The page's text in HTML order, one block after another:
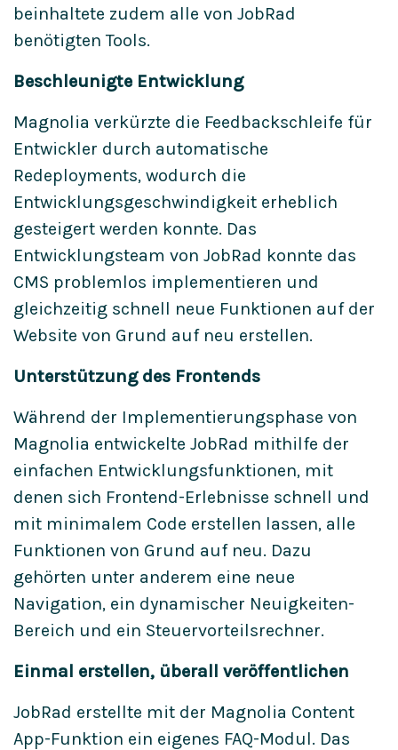
beinhaltete zudem alle von JobRad
benötigten Tools.
Beschleunigte Entwicklung
Magnolia verkürzte die Feedbackschleife für
Entwickler durch automatische
Redeployments, wodurch die
Entwicklungsgeschwindigkeit erheblich
gesteigert werden konnte. Das
Entwicklungsteam von JobRad konnte das
CMS problemlos implementieren und
gleichzeitig schnell neue Funktionen auf der
Website von Grund auf neu erstellen.
Unterstützung des Frontends
Während der Implementierungsphase von
Magnolia entwickelte JobRad mithilfe der
einfachen Entwicklungsfunktionen, mit
denen sich Frontend-Erlebnisse schnell und
mit minimalem Code erstellen lassen, alle
Funktionen von Grund auf neu. Dazu
gehörten unter anderem eine neue
Navigation, ein dynamischer Neuigkeiten-
Bereich und ein Steuervorteilsrechner.
Einmal erstellen, überall veröffentlichen
JobRad erstellte mit der Magnolia Content
App-Funktion ein eigenes FAQ-Modul. Das